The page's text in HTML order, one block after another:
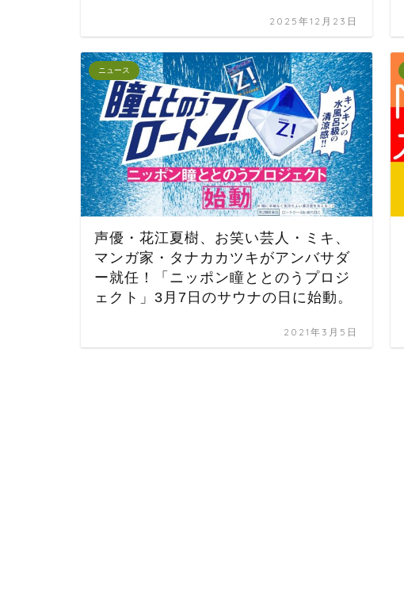
2025年12月23日
ニュース
声優・花江夏樹、お笑い芸人・ミキ、
マンガ家・タナカカツキがアンバサダ
ー就任！「ニッポン瞳ととのうプロジ
ェクト」3月7日のサウナの日に始動。
2021年3月5日